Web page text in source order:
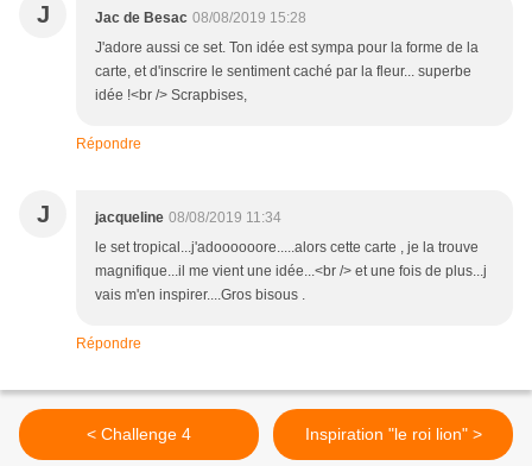
J Jac de Besac 08/08/2019 15:28
J'adore aussi ce set. Ton idée est sympa pour la forme de la
carte, et d'inscrire le sentiment caché par la fleur... superbe
idée !<br /> Scrapbises,
Répondre
J jacqueline 08/08/2019 11:34
le set tropical...j'adoooooore.....alors cette carte , je la trouve
magnifique...il me vient une idée...<br /> et une fois de plus...j
vais m'en inspirer....Gros bisous .
Répondre
< Challenge 4 Inspiration "le roi lion" >